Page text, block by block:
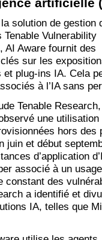
solution de gestion
Tenable Vulnerability
AI Aware fournit des
sur les
et plug-ins IA. Cela
à l’IA sans
Tenable
une
hors
juin et début
d’application
associé à un
constant des
a identifié et
IA, telles que